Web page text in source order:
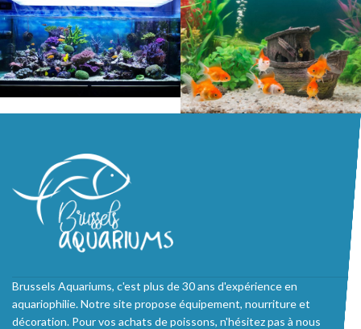
Brussels Aquariums, c'est plus de 30 ans d'expérience en
aquariophilie. Notre site propose équipement, nourriture et
décoration. Pour vos achats de poissons, n'hésitez pas à nous